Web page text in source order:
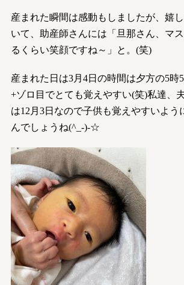
産まれた瞬間は感動もしましたが、嬉
いて、助産師さんには「旦那さん、マ
るくらい笑顔ですね～」と。(笑)
産まれた日は3月4日の時間は夕方の5時
+ゾロ目でとても覚えやすい(笑)私達、
は12月3日なので子供も覚えやすいよう
んでしょうね(^_-)-☆